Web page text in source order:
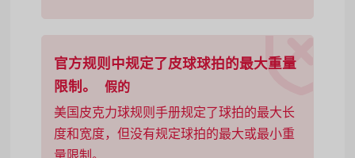
官方规则中规定了皮球球拍的最大重量
限制。
假的
美国皮克力球规则手册规定了球拍的最大长
度和宽度，但没有规定球拍的最大或最小重
量限制。